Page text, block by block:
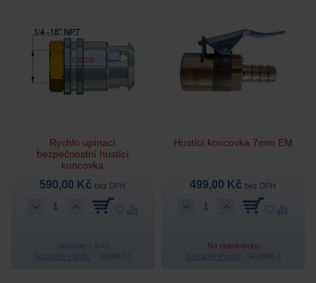
Rychlo upínací
bezpečnostní hustící
koncovka
590,00 Kč bez DPH
Skladem > 5 ks
Hustící koncovka 7mm EM
499,00 Kč bez DPH
Na objednávku